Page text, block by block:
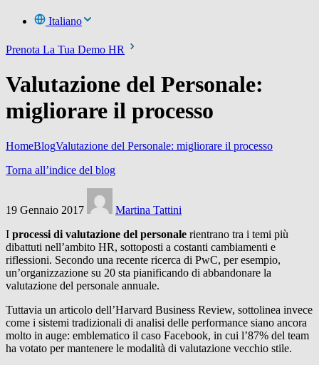
Italiano
Prenota La Tua Demo HR
Valutazione del Personale:
migliorare il processo
HomeBlogValutazione del Personale: migliorare il processo
Torna all’indice del blog
19 Gennaio 2017
Martina Tattini
I processi di valutazione del personale rientrano tra i temi più
dibattuti nell’ambito HR, sottoposti a costanti cambiamenti e
riflessioni. Secondo una recente ricerca di PwC, per esempio,
un’organizzazione su 20 sta pianificando di abbandonare la
valutazione del personale annuale.
Tuttavia un articolo dell’Harvard Business Review, sottolinea invece
come i sistemi tradizionali di analisi delle performance siano ancora
molto in auge: emblematico il caso Facebook, in cui l’87% del team
ha votato per mantenere le modalità di valutazione vecchio stile.